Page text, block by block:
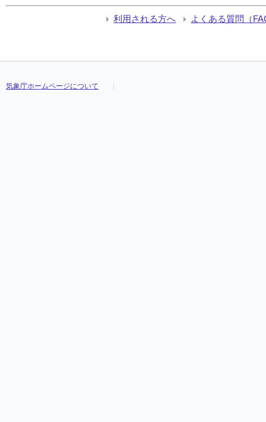
利用される方へ よくある質問（
気象庁ホームページについて